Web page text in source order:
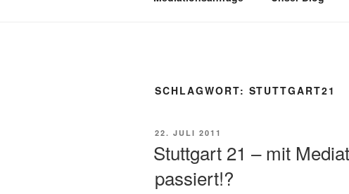
SCHLAGWORT: STUTTGART21
VERÖFFENTLICHT
22. JULI 2011
Stuttgart 21 – mit
passiert!?